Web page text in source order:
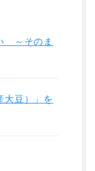
～そのま
大豆）」を